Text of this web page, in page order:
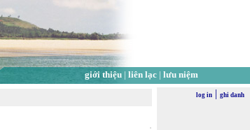
giới thiệu| liên lạc| lưu niệm
log in| ghi danh